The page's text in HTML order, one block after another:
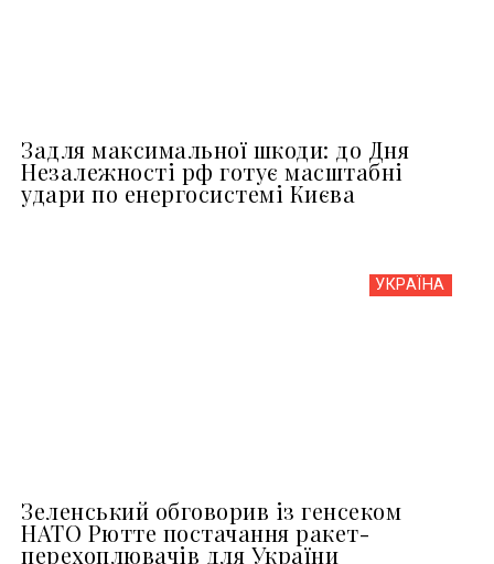
Задля максимальної шкоди: до Дня
Незалежності рф готує масштабні
удари по енергосистемі Києва
УКРАЇНА
Зеленський обговорив із генсеком
НАТО Рютте постачання ракет-
перехоплювачів для України